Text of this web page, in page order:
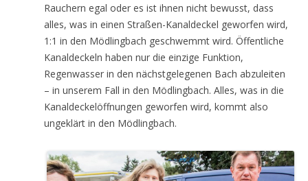
Rauchern egal oder es ist ihnen nicht bewusst, dass
alles, was in einen Straßen-Kanaldeckel geworfen wird,
1:1 in den Mödlingbach geschwemmt wird. Öffentliche
Kanaldeckeln haben nur die einzige Funktion,
Regenwasser in den nächstgelegenen Bach abzuleiten
– in unserem Fall in den Mödlingbach. Alles, was in die
Kanaldeckelöffnungen geworfen wird, kommt also
ungeklärt in den Mödlingbach.